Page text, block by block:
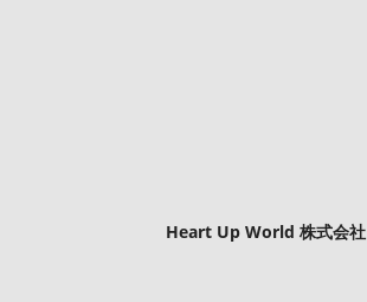
Heart Up World 株式会社